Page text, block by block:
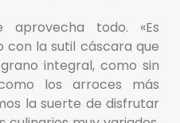
todo. «Es
la sutil cáscara que
integral, como sin
los arroces más
la suerte de disfrutar